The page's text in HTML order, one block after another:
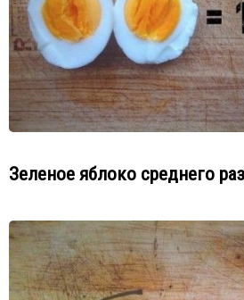
Зеленое яблоко среднего